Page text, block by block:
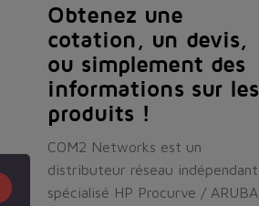
Obtenez une
cotation, un devis,
ou simplement des
informations sur les
produits !
COM2 Networks est un
distributeur réseau indépendant,
spécialisé HP Procurve / ARUBA